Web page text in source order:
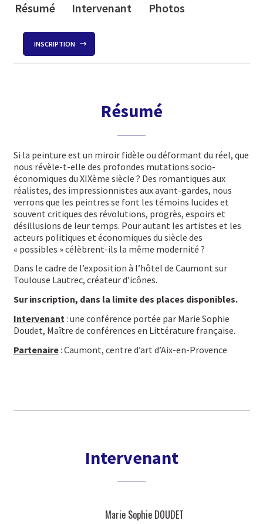
Résumé Intervenant Photos
INSCRIPTION
Résumé
Si la peinture est un miroir fidèle ou déformant du réel, que
nous révèle-t-elle des profondes mutations socio-
économiques du XIXème siècle ? Des romantiques aux
réalistes, des impressionnistes aux avant-gardes, nous
verrons que les peintres se font les témoins lucides et
souvent critiques des révolutions, progrès, espoirs et
désillusions de leur temps. Pour autant les artistes et les
acteurs politiques et économiques du siècle des
« possibles » célèbrent-ils la même modernité ?
Dans le cadre de l’exposition à l’hôtel de Caumont sur
Toulouse Lautrec, créateur d’icônes.
Sur inscription, dans la limite des places disponibles.
Intervenant : une conférence portée par Marie Sophie
Doudet, Maître de conférences en Littérature française.
Partenaire: Caumont, centre d’art d’Aix-en-Provence
Intervenant
Marie Sophie DOUDET